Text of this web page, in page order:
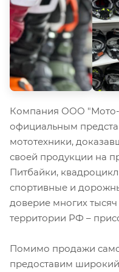
Компания ООО "Мото-
официальным
мототехники,
своей продукции на
Питбайки,
спортивные и
доверие многих
территории РФ –
Помимо продажи
предоставим